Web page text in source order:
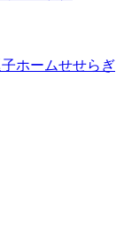
ホームせせらぎ